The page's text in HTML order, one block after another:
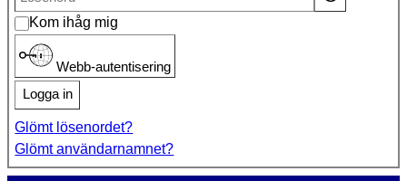
Kom ihåg mig
Webb-autentisering
Logga in
Glömt lösenordet?
Glömt användarnamnet?